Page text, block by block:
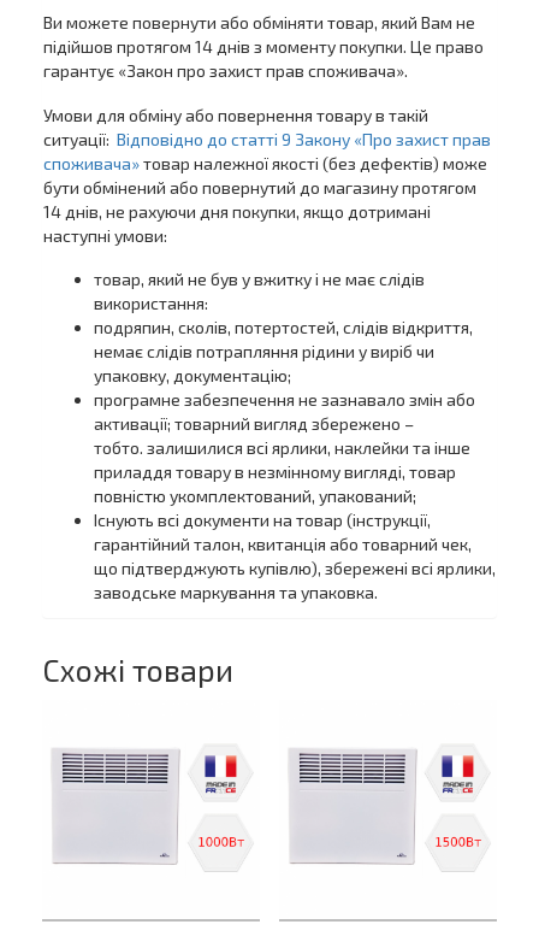
Ви можете повернути або обміняти товар, який Вам не
підійшов протягом 14 днів з моменту покупки. Це право
гарантує «Закон про захист прав споживача».
Умови для обміну або повернення товару в такій
ситуації: Відповідно до статті 9 Закону «Про захист прав
споживача»товар належної якості (без дефектів) може
бути обмінений або повернутий до магазину протягом
14 днів, не рахуючи дня покупки, якщо дотримані
наступні умови:
товар, який не був у вжитку і не має слідів
використання:
подряпин, сколів, потертостей, слідів відкриття,
немає слідів потрапляння рідини у виріб чи
упаковку, документацію;
програмне забезпечення не зазнавало змін або
активації; товарний вигляд збережено –
тобто. залишилися всі ярлики, наклейки та інше
приладдя товару в незмінному вигляді, товар
повністю укомплектований, упакований;
Існують всі документи на товар (інструкції,
гарантійний талон, квитанція або товарний чек,
що підтверджують купівлю), збережені всі ярлики,
заводське маркування та упаковка.
Схожі товари